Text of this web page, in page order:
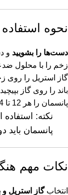
نحوه
دست‌ها را بشویید و
زخم را با محلول
گاز استریل را روی
باند را روی گاز
پانسمان را هر 12 تا 24 ساعت یا طبق دستور پزشک تعویض کنید.
نکته: استفاده
پانسمان باید
نکات مهم
انتخابگاز استریل